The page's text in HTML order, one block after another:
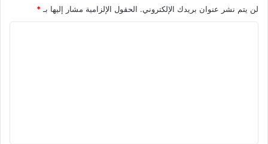
لن يتم نشر عنوان بريدك الإلكتروني. الحقول الإلزامية مشار إليها بـ *